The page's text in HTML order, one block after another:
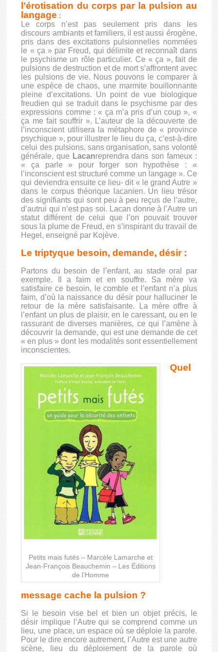
l’érotisation du corps par la pulsion au
langage :
Le corps n’est pas seulement pris dans les
discours ambiants et familiers, il est aussi érogène,
pris dans des excitations pulsionnelles nommées
le « ça » par Freud, qui délimite et reconnaît dans
le psychisme un rôle particulier. Ce « ça », fait de
pulsions de destruction et de mort s’affrontent avec
les pulsions de vie. Nous pouvons le comparer à
une espèce de chaos, une marmite bouillonnante
pleine d’excitations. Un point de vue biologique
freudien qui se traduit dans le psychisme par des
expressions comme : « ça m’a pris d’un coup », «
ça me fait souffrir ». L’auteur de la découverte de
l’inconscient utilisera la métaphore de « province
psychique », pour illustrer le lieu du ça, c’est-à-dire
celui des pulsions, sans organisation, sans volonté
générale, que Lacanreprendra dans son fameux :
« ça parle » pour forger son hypothèse : «
l’inconscient est structuré comme un langage ». Ce
qui deviendra ensuite ce lieu- dit « le grand Autre »
dans le corpus théorique lacanien. Un lieu trésor
des signifiants qui sont peu à peu reçus de l’autre,
d’autrui qui n’est pas soi. Lacan donne à l’Autre un
statut différent de celui que l’on pouvait trouver
sous la plume de Freud, en s’inspirant du travail de
Hegel, enseigné par Kojève.
Le triptyque besoin, demande, désir :
Partons du besoin de l’enfant, au stade oral par
exemple. Il a faim et en souffre. Sa mère va
satisfaire ce besoin, le comble et l’enfant n’a plus
faim, d’où la naissance du désir pour halluciner le
retour de la mère satisfaisante. La mère offre à
l’enfant un plus de plaisir, en le caressant, ou en le
rassurant de diverses manières, ce qui l’amène à
découvrir la demande, qui est une demande de cet
« en plus » dont les modalités sont essentiellement
inconscientes.
Petits mais futés – Marcèle Lamarche et
Jean-François Beauchemin – Les Éditions
de l’Homme
Quel
message cache la pulsion ?
Si le besoin vise bel et bien un objet précis, le
désir implique l’Autre qui se comprend comme un
lieu, une place, un espace où se déploie la parole.
Pour le dire encore autrement, l’Autre est une autre
scène, lieu du déploiement de la parole où